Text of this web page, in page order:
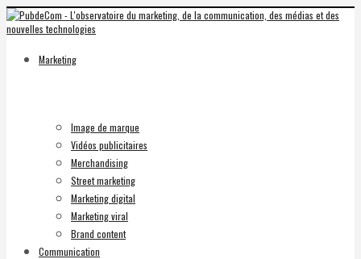
Marketing
Image de marque
Vidéos publicitaires
Merchandising
Street marketing
Marketing digital
Marketing viral
Brand content
Communication